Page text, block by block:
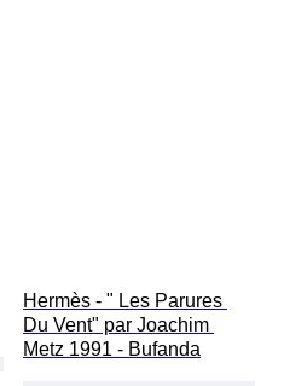
Hermès - " Les Parures
Du Vent" par Joachim
Metz 1991 - Bufanda